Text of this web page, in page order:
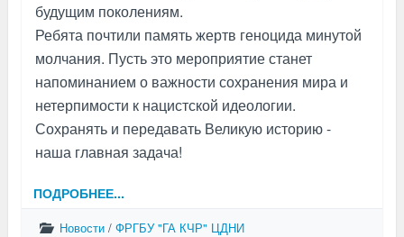
будущим поколениям.
Ребята почтили память жертв геноцида минутой
молчания. Пусть это мероприятие станет
напоминанием о важности сохранения мира и
нетерпимости к нацистской идеологии.
Сохранять и передавать Великую историю -
наша главная задача!
ПОДРОБНЕЕ...
Новости/ ФРГБУ "ГА КЧР" ЦДНИ